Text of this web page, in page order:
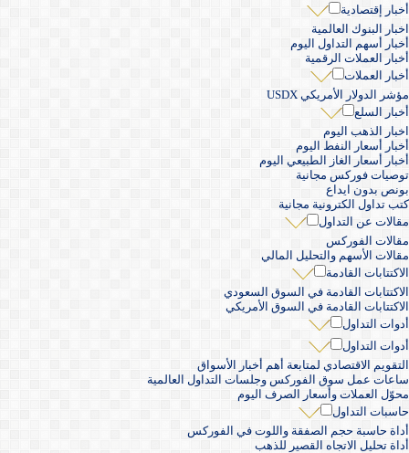
أخبار إقتصادية
اخبار البنوك العالمية
أخبار أسهم التداول اليوم
أخبار العملات الرقمية
أخبار العملات
مؤشر الدولار الأمريكي USDX
أخبار السلع
اخبار الذهب اليوم
أخبار أسعار النفط اليوم
أخبار أسعار الغاز الطبيعي اليوم
توصيات فوركس مجانية
بونص بدون ايداع
كتب تداول الكترونية مجانية
مقالات عن التداول
مقالات الفوركس
مقالات الأسهم والتحليل المالي
الاكتتابات القادمة
الاكتتابات القادمة في السوق السعودي
الاكتتابات القادمة في السوق الأمريكي
أدوات التداول
أدوات التداول
التقويم الاقتصادي لمتابعة أهم أخبار الأسواق
ساعات عمل سوق الفوركس وجلسات التداول العالمية
محوّل العملات وأسعار الصرف اليوم
حاسبات التداول
أداة حاسبة حجم الصفقة واللوت في الفوركس
أداة تحليل الاتجاه القصير للذهب